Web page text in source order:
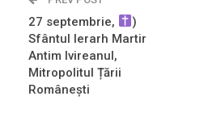
27 septembrie,
)
Sfântul Ierarh Martir
Antim Ivireanul,
Mitropolitul Țării
Românești